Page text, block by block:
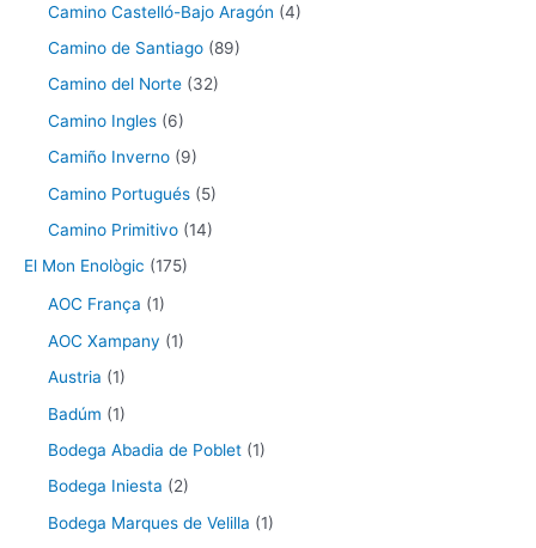
Camino Castelló-Bajo Aragón (4)
Camino de Santiago (89)
Camino del Norte (32)
Camino Ingles (6)
Camiño Inverno (9)
Camino Portugués (5)
Camino Primitivo (14)
El Mon Enològic (175)
AOC França (1)
AOC Xampany (1)
Austria (1)
Badúm (1)
Bodega Abadia de Poblet (1)
Bodega Iniesta (2)
Bodega Marques de Velilla (1)